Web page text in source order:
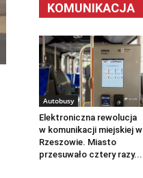
KOMUNIKACJA
Autobusy
Elektroniczna rewolucja
w komunikacji miejskiej w
Rzeszowie. Miasto
przesuwało cztery razy...